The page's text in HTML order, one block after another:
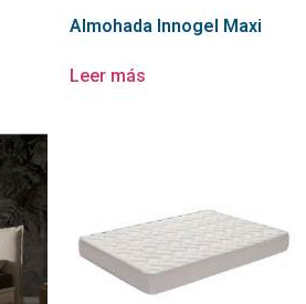
Almohada Innogel Maxi
Leer más